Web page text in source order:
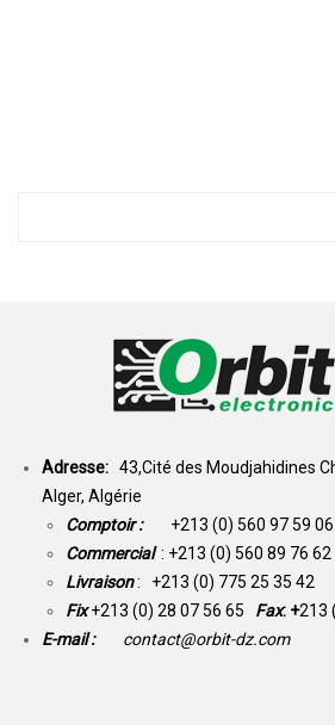
Adresse: 43,Cité des Moudjahidines
Alger, Algérie
Comptoir : +213 (0) 560 97 59 06
Commercial : +213 (0) 560 89 76 62
Livraison: +213 (0) 775 25 35 42
Fix +213 (0) 28 07 56 65 Fax: +213
E-mail :
contact@orbit-dz.com